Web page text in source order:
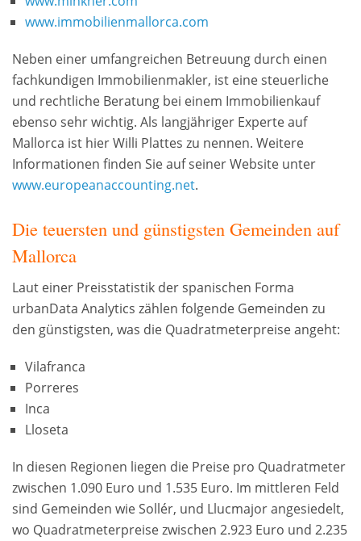
www.immobilienmallorca.com
Neben einer umfangreichen Betreuung durch einen
fachkundigen Immobilienmakler, ist eine steuerliche
und rechtliche Beratung bei einem Immobilienkauf
ebenso sehr wichtig. Als langjähriger Experte auf
Mallorca ist hier Willi Plattes zu nennen. Weitere
Informationen finden Sie auf seiner Website unter
www.europeanaccounting.net.
Die teuersten und günstigsten Gemeinden auf
Mallorca
Laut einer Preisstatistik der spanischen Forma
urbanData Analytics zählen folgende Gemeinden zu
den günstigsten, was die Quadratmeterpreise angeht:
Vilafranca
Porreres
Inca
Lloseta
In diesen Regionen liegen die Preise pro Quadratmeter
zwischen 1.090 Euro und 1.535 Euro. Im mittleren Feld
sind Gemeinden wie Sollér, und Llucmajor angesiedelt,
wo Quadratmeterpreise zwischen 2.923 Euro und 2.235